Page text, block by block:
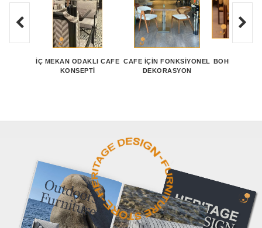
İÇ MEKAN ODAKLI CAFE
KONSEPTI
CAFE İÇIN FONKSIYONEL
DEKORASYON
BOHEM TARZ